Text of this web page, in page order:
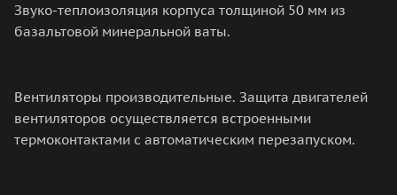
Звуко-теплоизоляция корпуса толщиной 50 мм из
базальтовой минеральной ваты.
Вентиляторы производительные. Защита двигателей
вентиляторов осуществляется встроенными
термоконтактами с автоматическим перезапуском.